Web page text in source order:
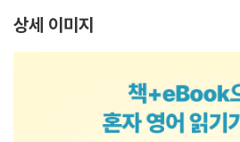
상세 이미지